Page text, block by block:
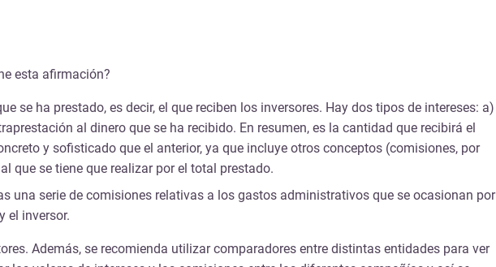
esta afirmación?
ha prestado, es decir, el que reciben los inversores. Hay dos tipos de intereses: a)
al dinero que se ha recibido. En resumen, es la cantidad que recibirá el
y sofisticado que el anterior, ya que incluye otros conceptos (comisiones, por
que se tiene que realizar por el total prestado.
una serie de comisiones relativas a los gastos administrativos que se ocasionan por
el inversor.
Además, se recomienda utilizar comparadores entre distintas entidades para ver